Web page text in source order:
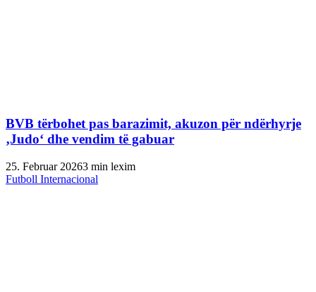
BVB tërbohet pas barazimit, akuzon për ndërhyrje
‚Judo‘ dhe vendim të gabuar
25. Februar 20263 min lexim
Futboll Internacional